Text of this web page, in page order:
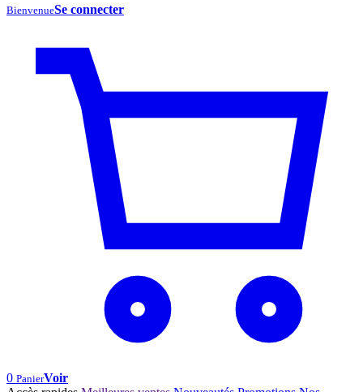
BienvenueSe connecter
0 PanierVoir